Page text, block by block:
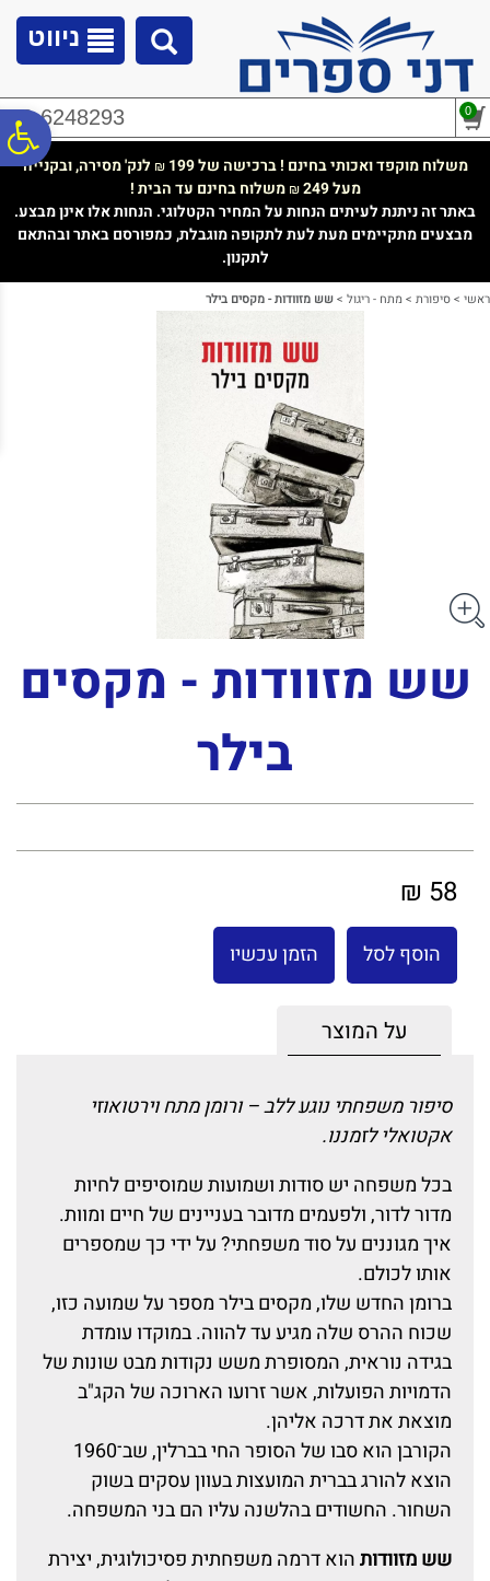
נגישות
ניווט
02-6248293 0
משלוח מוקפד ואכותי בחינם ! ברכישה של 199 ₪ לנק' מסירה, ובקנייה
מעל 249
₪משלוח בחינם עד הבית !
באתר זה ניתנת לעיתים הנחות על המחיר הקטלוגי. הנחות אלו אינן מבצע.
מבצעים מתקיימים מעת לעת לתקופה מוגבלת, כמפורסם באתר ובהתאם
לתקנון.
ראשי >סיפורת >מתח - ריגול >שש מזוודות - מקסים בילר
שש מזוודות - מקסים
בילר
58 ₪
הוסף לסל הזמן עכשיו
על המוצר
סיפור משפחתי נוגע ללב – ורומן מתח וירטואוזי
אקטואלי לזמננו.
בכל משפחה יש סודות ושמועות שמוסיפים לחיות
מדור לדור, ולפעמים מדובר בעניינים של חיים ומוות.
איך מגוננים על סוד משפחתי? על ידי כך שמספרים
אותו לכולם.
ברומן החדש שלו, מקסים בילר מספר על שמועה כזו,
שכוח ההרס שלה מגיע עד להווה. במוקדו עומדת
בגידה נוראית, המסופרת משש נקודות מבט שונות של
הדמויות הפועלות, אשר זרועו הארוכה של הקג"ב
מוצאת את דרכה אליהן.
הקורבן הוא סבו של הסופר החי בברלין, שב־1960
הוצא להורג בברית המועצות בעוון עסקים בשוק
השחור. החשודים בהלשנה עליו הם בני המשפחה.
שש מזוודותהוא דרמה משפחתית פסיכולוגית, יצירת